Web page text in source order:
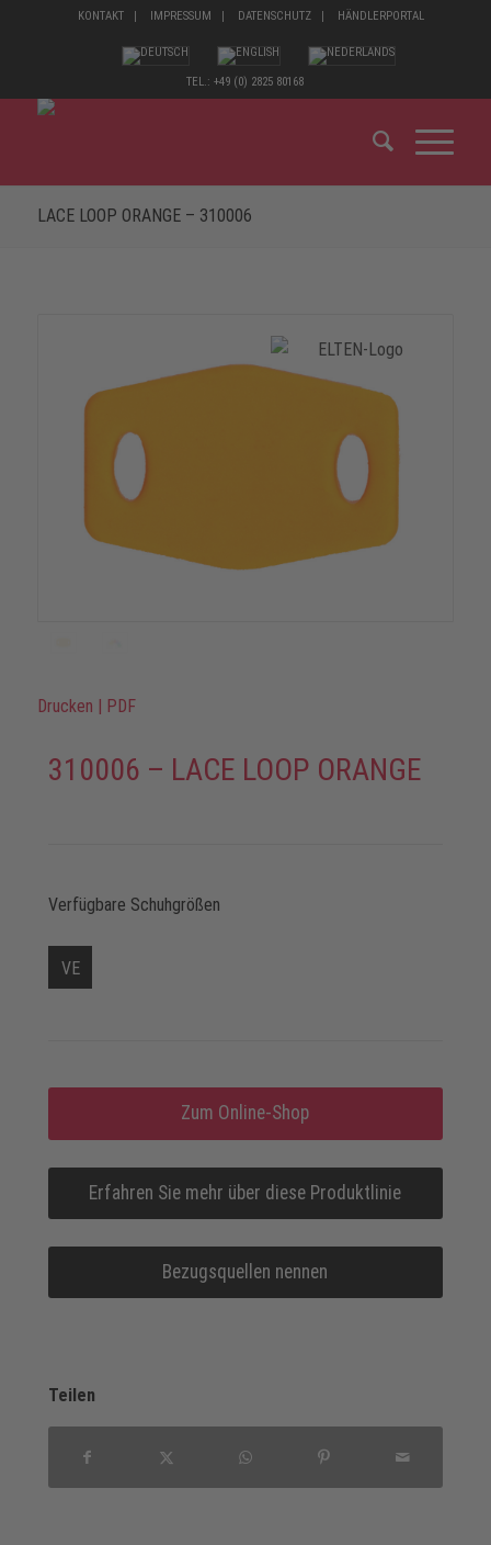
KONTAKT IMPRESSUM DATENSCHUTZ HÄNDLERPORTAL
TEL.: +49 (0) 2825 80168
LACE LOOP ORANGE – 310006
Drucken PDF
310006 – LACE LOOP ORANGE
Verfügbare Schuhgrößen
VE
Zum Online-Shop
Erfahren Sie mehr über diese Produktlinie
Bezugsquellen nennen
Teilen